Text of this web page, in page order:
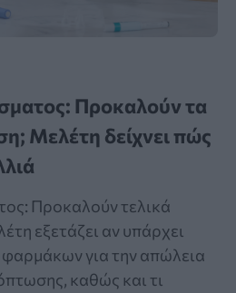
Προκαλούν τα
Μελέτη δείχνει πώς
Προκαλούν τελικά
εξετάζει αν υπάρχει
για την απώλεια
καθώς και τι